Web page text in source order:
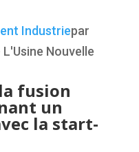
Industriepar
Nouvelle
fusion
un
la start-